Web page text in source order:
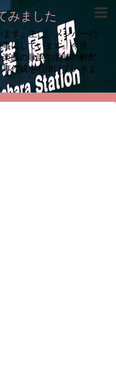
みました
す。主に、メンバーの
にしています。今後、
楽曲の歌詞の意味の解釈
作成を心掛けていきま